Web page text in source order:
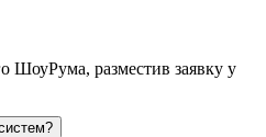
ШоуРума, разместив заявку у